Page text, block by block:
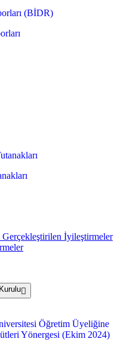
(BİDR)
İyileştirmeler
Öğretim Üyeliğine
Yönergesi (Ekim 2024)